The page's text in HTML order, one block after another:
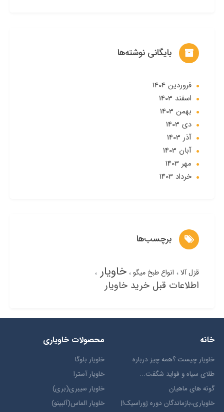
بایگانی نوشته‌ها
فروردین 1404
اسفند 1403
بهمن 1403
دی 1403
آذر 1403
آبان 1403
مهر 1403
خرداد 1403
برچسب‌ها
قزل آلا انواع طبخ میگو خاویار
اطلاعات قبل خرید خاویار
خانه
خاویار چیست ؟همه چیز درباره
طلای سیاه و فواید شگفت...
گونه های ماهیان
خاویاری،بازماندگان دوره ژوراسیک!|
محصولات خاویاری
خاویار بلوگا
خاویار آسترا
خاویار سیبری(بری)
خاویار الماس(آلبینو)